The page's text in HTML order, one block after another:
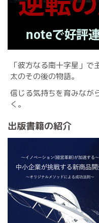
「彼方なる南十字星」
太のその後の物語。
信じる気持ちを育みなが
く。
出版書籍の紹介